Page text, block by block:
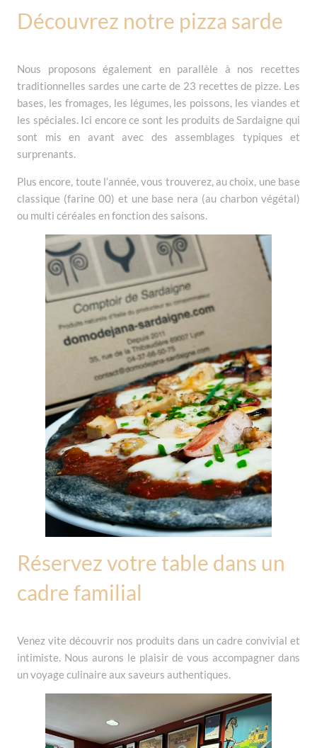
Découvrez notre pizza sarde
Nous proposons également en parallèle à nos recettes
traditionnelles sardes une carte de 23 recettes de pizze. Les
bases, les fromages, les légumes, les poissons, les viandes et
les spéciales. Ici encore ce sont les produits de Sardaigne qui
sont mis en avant avec des assemblages typiques et
surprenants.
Plus encore, toute l’année, vous trouverez, au choix, une base
classique (farine 00) et une base nera (au charbon végétal)
ou multi céréales en fonction des saisons.
Réservez votre table dans un
cadre familial
Venez vite découvrir nos produits dans un cadre convivial et
intimiste. Nous aurons le plaisir de vous accompagner dans
un voyage culinaire aux saveurs authentiques.